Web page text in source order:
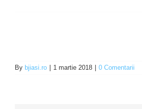
By bjiasi.ro 1 martie 2018 0 Comentarii